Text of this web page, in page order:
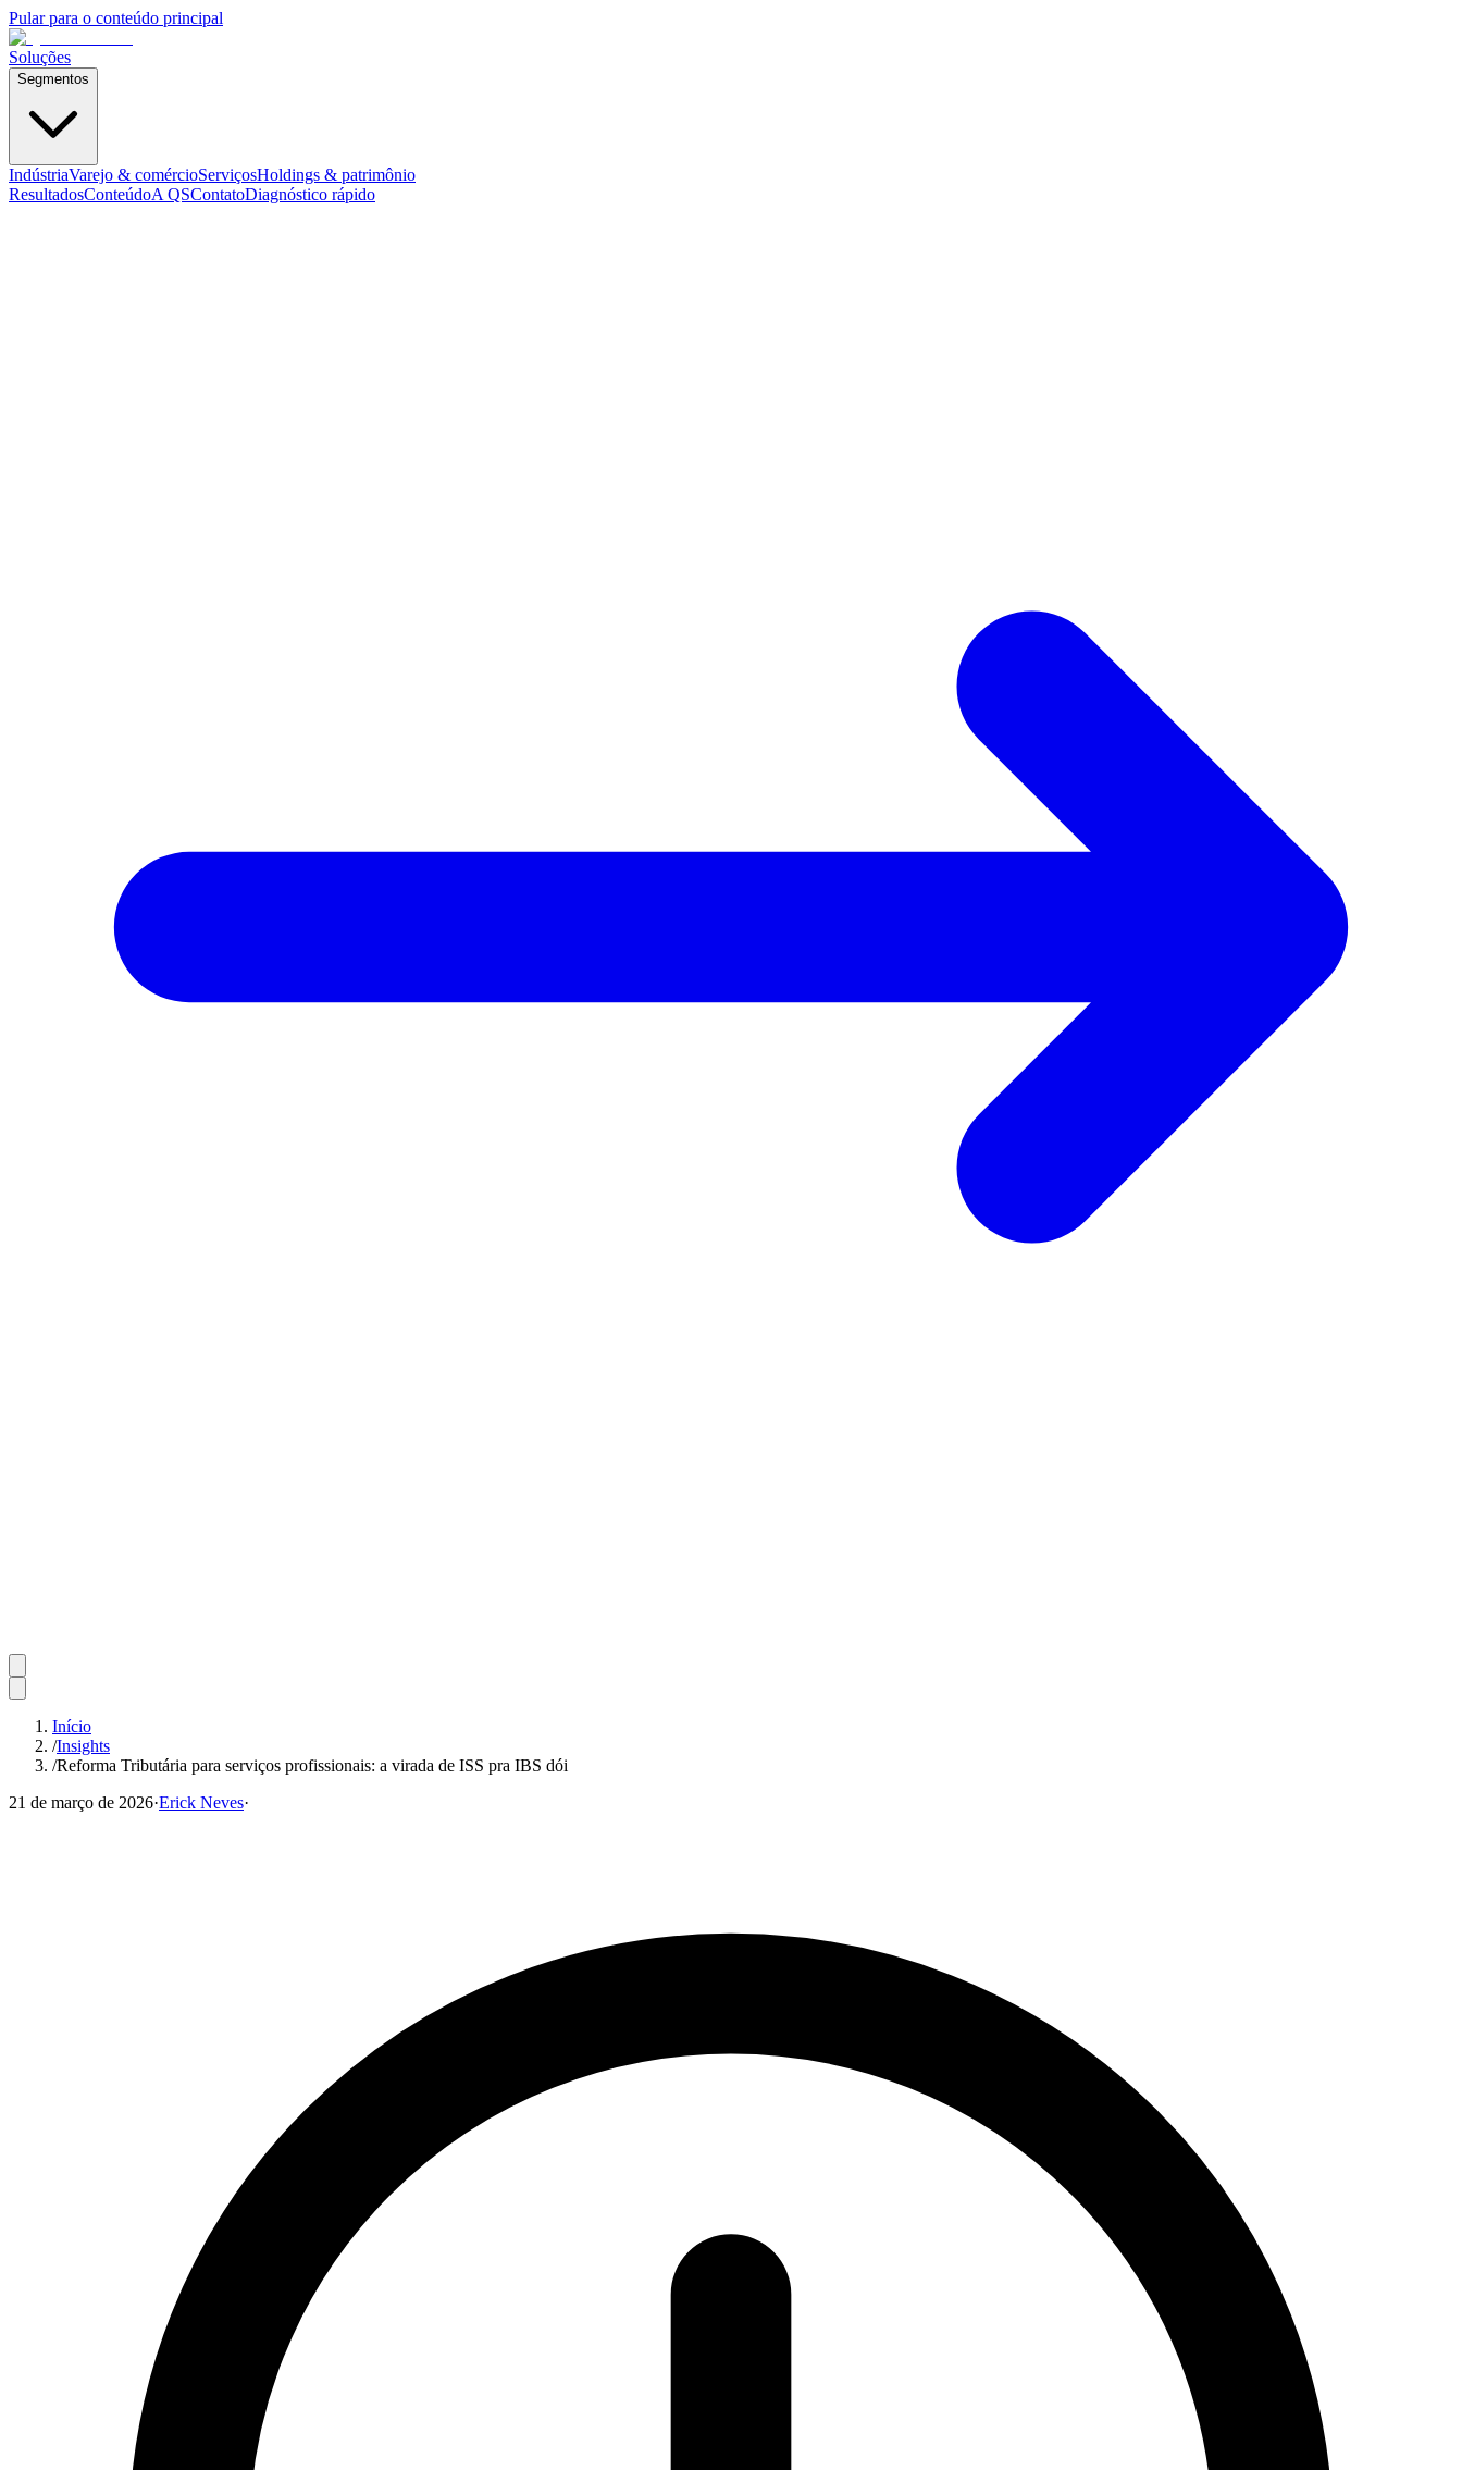
Pular para o conteúdo principal
Soluções
Segmentos
IndústriaVarejo & comércioServiçosHoldings & patrimônio
ResultadosConteúdoA QSContatoDiagnóstico rápido
Início
/Insights
/Reforma Tributária para serviços profissionais: a virada de ISS pra IBS dói
21 de março de 2026·Erick Neves·